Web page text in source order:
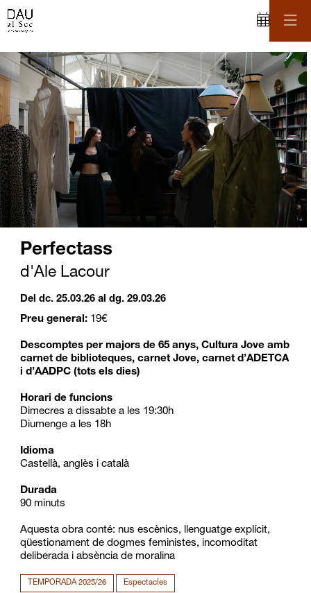
Perfectass
d'Ale Lacour
Del dc. 25.03.26al dg. 29.03.26
Preu general: 19€
Descomptes per majors de 65 anys, Cultura Jove amb
carnet de biblioteques, carnet Jove, carnet d’ADETCA
i d’AADPC (tots els dies)
Horari de funcions
Dimecres a dissabte a les 19:30h
Diumenge a les 18h
Idioma
Castellà, anglès i català
Durada
90 minuts
Aquesta obra conté: nus escènics, llenguatge explícit,
qüestionament de dogmes feministes, incomoditat
deliberada i absència de moralina
TEMPORADA 2025/26 Espectacles